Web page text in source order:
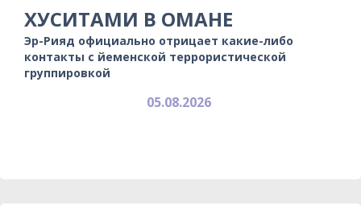
ХУСИТАМИ В ОМАНЕ
Эр-Рияд официально отрицает какие-либо
контакты с йеменской террористической
группировкой
05.08.2026